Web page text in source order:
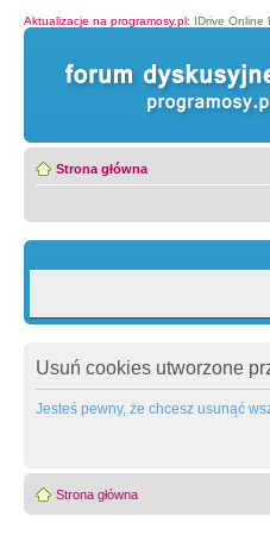
Aktualizacje na programosy.pl: IDrive Online
Strona główna
Usuń cookies utworzone
Jesteś pewny, że chcesz usunąć
Strona główna